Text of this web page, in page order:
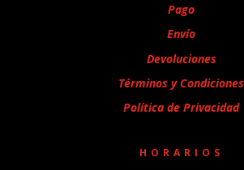
Pago
Envío
Devoluciones
Términos y Condiciones
Política de Privacidad
HORARIOS